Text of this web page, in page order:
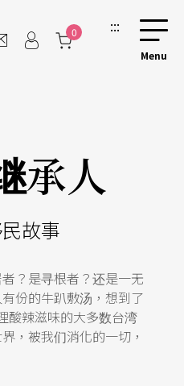
0 :::
承人
故事
？是寻根者？还是一无
份的牛趴敷汤，想到了
酸辣滋味的大多数台湾
，被我们消化的一切，